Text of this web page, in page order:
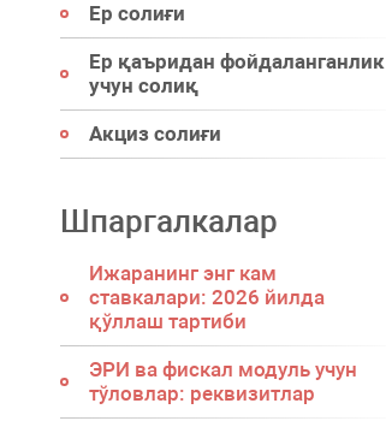
Ер солиғи
Ер қаъридан фойдаланганлик
учун солиқ
Акциз солиғи
Шпаргалкалар
Ижаранинг энг кам
ставкалари: 2026 йилда
қўллаш тартиби
ЭРИ ва фискал модуль учун
тўловлар: реквизитлар